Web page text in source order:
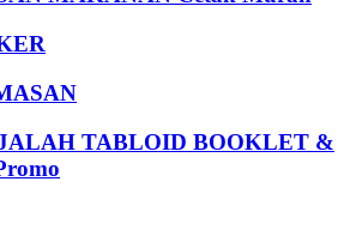
TABLOID BOOKLET &